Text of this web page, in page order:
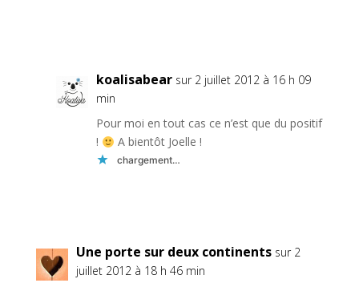
koalisabear sur 2 juillet 2012 à 16 h 09
min
Pour moi en tout cas ce n’est que du positif
!
A bientôt Joelle !
chargement…
Une porte sur deux continents sur 2
juillet 2012 à 18 h 46 min